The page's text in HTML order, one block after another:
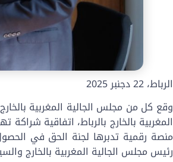
الرباط، 22 دجنبر 2025
وقع كل من مجلس الجالية المغربية بالخارج
المغربية بالخارج بالرباط، اتفاقية
منصة رقمية تدبرها لجنة الحق في
رئيس مجلس الجالية المغربية بالخارج